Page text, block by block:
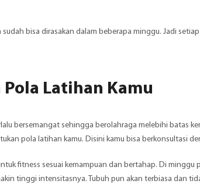
bisa dirasakan dalam beberapa minggu. Jadi
Latihan Kamu
bersemangat sehingga berolahraga melebihi batas
pola latihan kamu. Disini kamu bisa berkonsultasi
fitness sesuai kemampuan dan bertahap. Di
tinggi intensitasnya. Tubuh pun akan terbiasa dan